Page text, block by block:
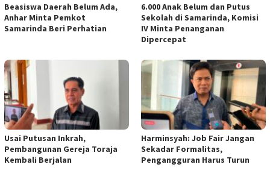
Beasiswa Daerah Belum Ada,
Anhar Minta Pemkot
Samarinda Beri Perhatian
6.000 Anak Belum dan Putus
Sekolah di Samarinda, Komisi
IV Minta Penanganan
Dipercepat
Usai Putusan Inkrah,
Pembangunan Gereja Toraja
Kembali Berjalan
Harminsyah: Job Fair Jangan
Sekadar Formalitas,
Pengangguran Harus Turun